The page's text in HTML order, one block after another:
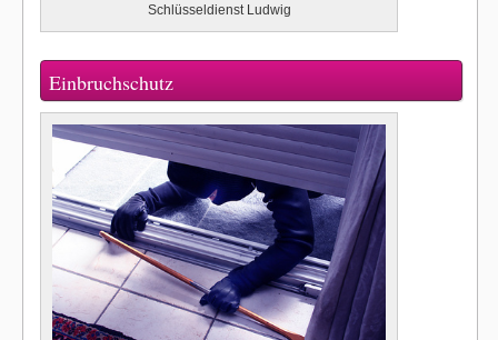
Schlüsseldienst Ludwig
Einbruchschutz